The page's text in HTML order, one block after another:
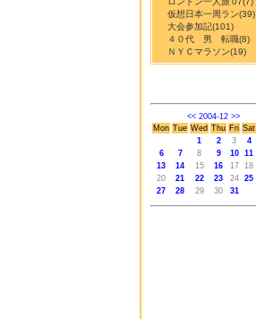
仮想日本一周ラン(39)
大会参加記(101)
４０代 男 転職(8)
ＮＹＣマラソン(19)
<< 2004-12 >>
Mon Tue Wed Thu Fri Sat
1
2 3 4
6
7 8 9 10 11
13
14 15 16 17 18
20
21 22 23 24 25
27
28 29 30 31